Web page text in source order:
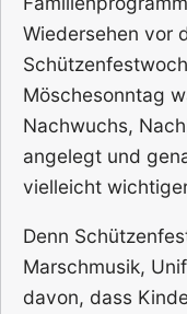
Wiedersehen vor
Möschesonntag
Nachwuchs,
angelegt und
vielleicht
Denn
Marschmusik,
davon, dass